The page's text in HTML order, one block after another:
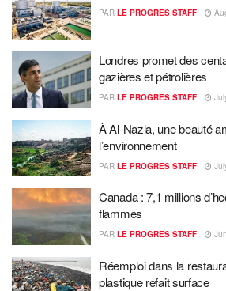
PAR LE PROGRES STAFF
Londres promet des
gazières et pétrolières
PAR LE PROGRES STAFF
À Al-Nazla, une beauté
l’environnement
PAR LE PROGRES STAFF
Canada : 7,1 millions
flammes
PAR LE PROGRES STAFF
Réemploi dans la
plastique refait surface